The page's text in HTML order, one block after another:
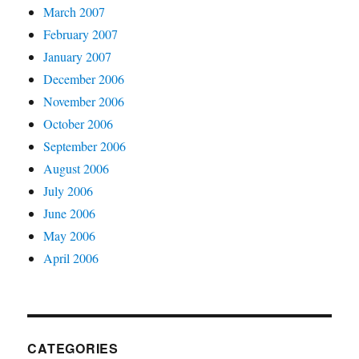
March 2007
February 2007
January 2007
December 2006
November 2006
October 2006
September 2006
August 2006
July 2006
June 2006
May 2006
April 2006
CATEGORIES